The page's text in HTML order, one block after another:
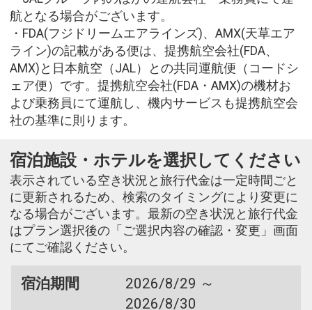
航となる場合がございます。
・FDA(フジドリームエアラインズ)、AMX(天草エア
ライン)の記載がある便は、提携航空会社(FDA、
AMX)と日本航空（JAL）との共同運航便（コードシ
ェア便）です。提携航空会社(FDA・AMX)の機材お
よび乗務員にて運航し、機内サービスも提携航空会
社の基準に則ります。
宿泊施設・ホテルを選択してください
表示されている空き状況と旅行代金は一定時間ごと
に更新されるため、検索のタイミングにより変更に
なる場合がございます。最新の空き状況と旅行代金
はプラン選択後の「ご選択内容の確認・変更」画面
にてご確認ください。
宿泊期間
2026/8/29 ～
2026/8/30